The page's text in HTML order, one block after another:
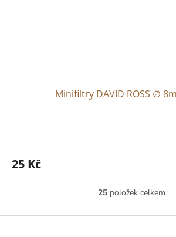
Minifiltry DAVID ROSS ∅
25 Kč
O
l
25položek celkem
Z